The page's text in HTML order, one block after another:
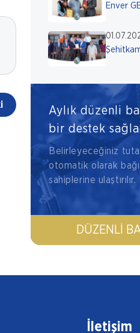
Enver
Aylık düzenli
bir destek
Belirleyeceğiniz
otomatik olarak
sahiplerine ulaştırılır.
DÜZENLI
İletişim